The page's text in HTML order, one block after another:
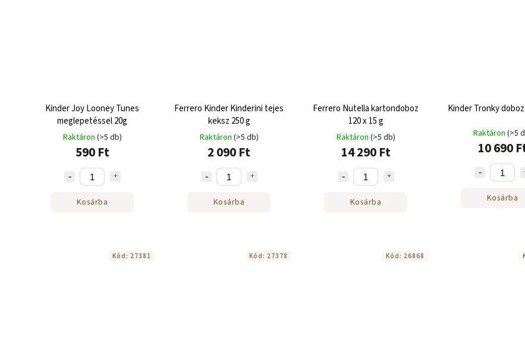
Kinder Joy Looney Tunes
meglepetéssel 20g
Raktáron (>5 db)
590 Ft
Kosárba
Ferrero Kinder Kinderini tejes
keksz 250 g
Raktáron (>5 db)
2 090 Ft
Kosárba
Ferrero Nutella kartondoboz
120 x 15 g
Raktáron (>5 db)
14 290 Ft
Kosárba
Kinder Tronky doboz
Raktáron (>5
10 690
Kosárba
Kód: 27381 Kód: 27378 Kód: 26868